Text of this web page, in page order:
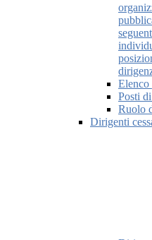
Elenco
Posti
Ruolo
Dirigenti